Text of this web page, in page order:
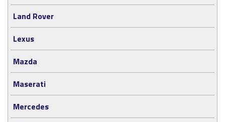
Land Rover
Lexus
Mazda
Maserati
Mercedes